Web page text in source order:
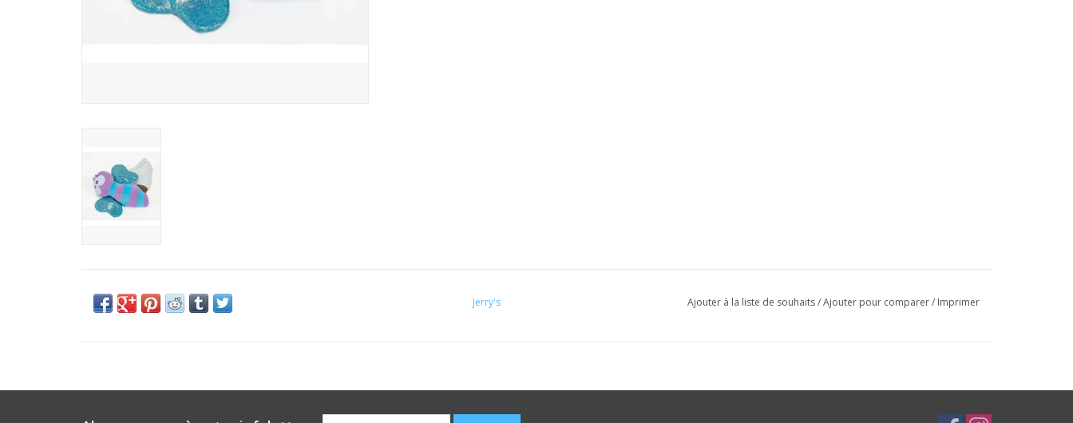
Jerry's Ajouter à la liste de souhaits/Ajouter pour comparer/ Imprimer